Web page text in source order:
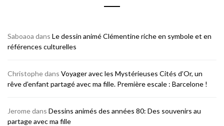
Saboaoa dans Le dessin animé Clémentine riche en symbole et en
références culturelles
Christophedans Voyager avec les Mystérieuses Cités d’Or, un
rêve d’enfant partagé avec ma fille. Première escale : Barcelone !
Jeromedans Dessins animés des années 80: Des souvenirs au
partage avec ma fille